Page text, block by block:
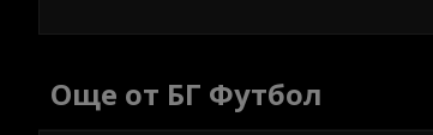
Още от БГ Футбол